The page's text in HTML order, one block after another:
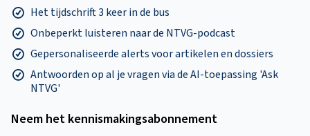
Het tijdschrift 3 keer in de bus
Onbeperkt luisteren naar de NTVG-podcast
Gepersonaliseerde alerts voor artikelen en dossiers
Antwoorden op al je vragen via de AI-toepassing 'Ask
NTVG'
Neem het kennismakings­abonnement